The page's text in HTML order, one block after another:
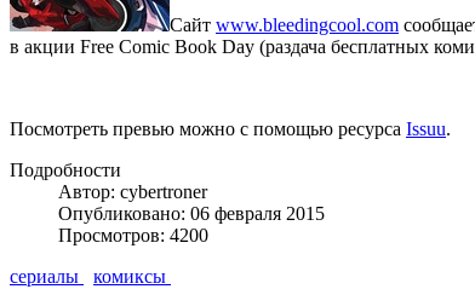
Сайт www.bleedingcool.com
в акции Free Comic Book Day (раздача бесплатных
Посмотреть превью можно с помощью ресурса Issuu.
Подробности
Автор: cybertroner
Опубликовано: 06 февраля 2015
Просмотров: 4200
сериалы
комиксы